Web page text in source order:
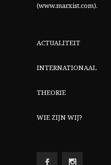
(www.marxist.com).
ACTUALITEIT
INTERNATIONAAL
THEORIE
WIE ZIJN WIJ?